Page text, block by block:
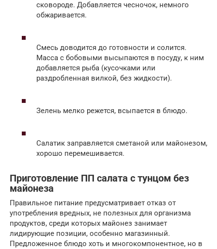
сковороде. Добавляется чесночок, немного
обжаривается.
Смесь доводится до готовности и солится.
Масса с бобовыми высыпаются в посуду, к ним
добавляется рыба (кусочками или
раздробленная вилкой, без жидкости).
Зелень мелко режется, всыпается в блюдо.
Салатик заправляется сметаной или майонезом,
хорошо перемешивается.
Приготовление ПП салата с тунцом без
майонеза
Правильное питание предусматривает отказ от
употребления вредных, не полезных для организма
продуктов, среди которых майонез занимает
лидирующие позиции, особенно магазинный.
Предложенное блюдо хоть и многокомпонентное, но в